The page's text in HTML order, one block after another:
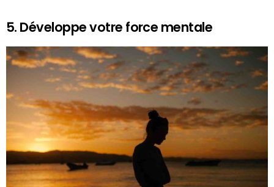
5. Développe votre force mentale